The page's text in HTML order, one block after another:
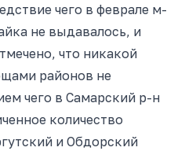
чего в феврале м-
не выдавалось, и
что никакой
районов не
чего в Самарский р-н
количество
и Обдорский